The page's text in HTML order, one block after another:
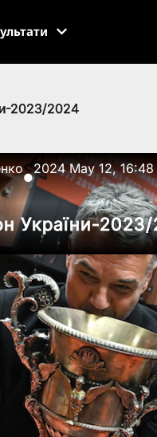
2023/2024
●
2024 May 12,
України-